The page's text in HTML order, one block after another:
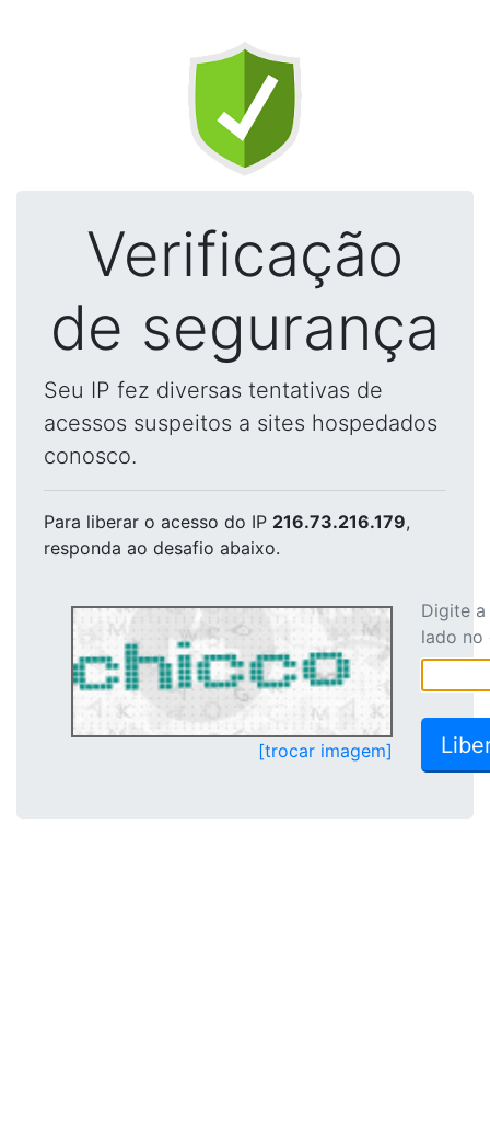
Verificação
de segurança
Seu IP fez diversas tentativas de
acessos suspeitos a sites hospedados
conosco.
Para liberar o acesso do IP 216.73.216.179,
responda ao desafio abaixo.
[trocar imagem]
Digite
lado no